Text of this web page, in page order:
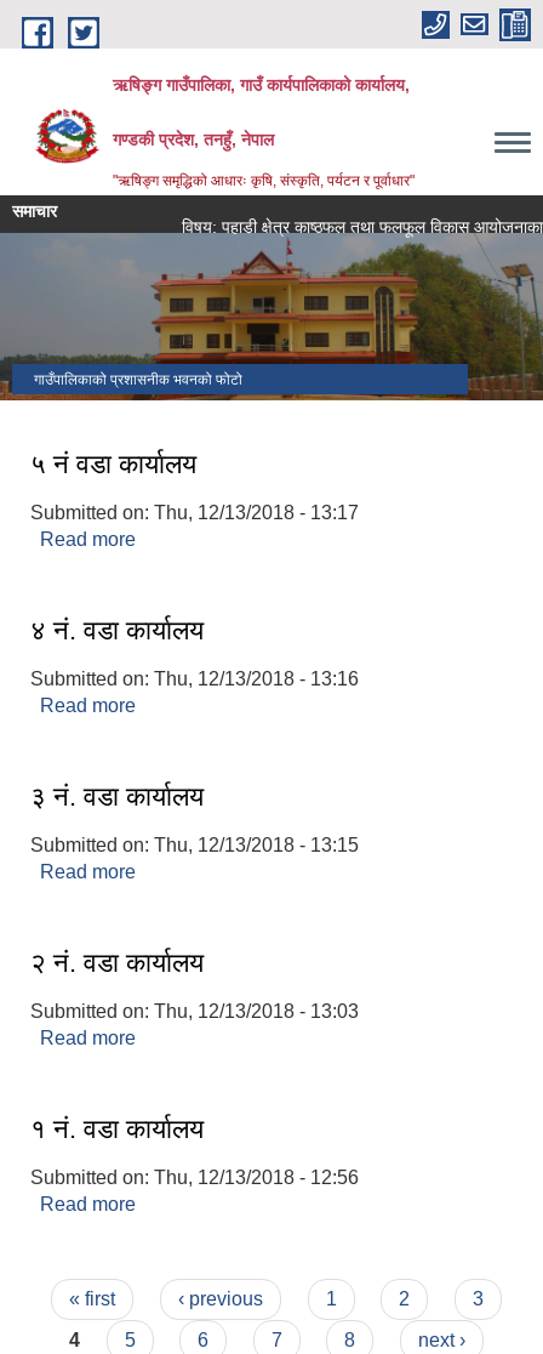
Skip to main content
ऋषिङ्ग गाउँपालिका, गाउँ कार्यपालिकाको कार्यालय,
गण्डकी प्रदेश, तनहुँ, नेपाल
"ऋषिङ्ग समृद्धिको आधारः कृषि, संस्कृति, पर्यटन र पूर्वाधार"
समाचार
विषय: पहाडी क्षेत्र काष्ठफल तथा फलफूल विकास आयोजनाका
गाउँपालिकाको प्रशासनीक भवनको फोटो
५ नं वडा कार्यालय
Submitted on: Thu, 12/13/2018 - 13:17
Read more
४ नं. वडा कार्यालय
Submitted on: Thu, 12/13/2018 - 13:16
Read more
३ नं. वडा कार्यालय
Submitted on: Thu, 12/13/2018 - 13:15
Read more
२ नं. वडा कार्यालय
Submitted on: Thu, 12/13/2018 - 13:03
Read more
१ नं. वडा कार्यालय
Submitted on: Thu, 12/13/2018 - 12:56
Read more
Pages
« first ‹ previous 1 2
3
4
5 6 7 8
next ›